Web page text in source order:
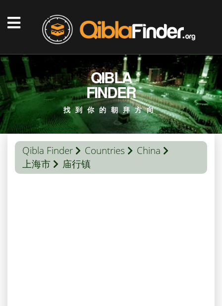
QIBLA
FINDER
找到你的朝拜方向
Qibla Finder Countries
China
上海市
庙行镇